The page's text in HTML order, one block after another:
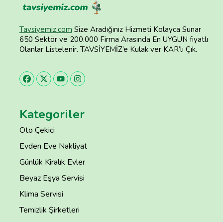
Tavsiyemiz.com Size Aradığınız Hizmeti Kolayca Sunar
650 Sektör ve 200.000 Firma Arasında En UYGUN fiyatlı
Olanlar Listelenir. TAVSİYEMİZ’e Kulak ver KAR’lı Çık.
Kategoriler
Oto Çekici
Evden Eve Nakliyat
Günlük Kiralık Evler
Beyaz Eşya Servisi
Klima Servisi
Temizlik Şirketleri